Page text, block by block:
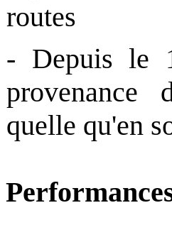
routes
- Depuis le
provenance
quelle qu'en